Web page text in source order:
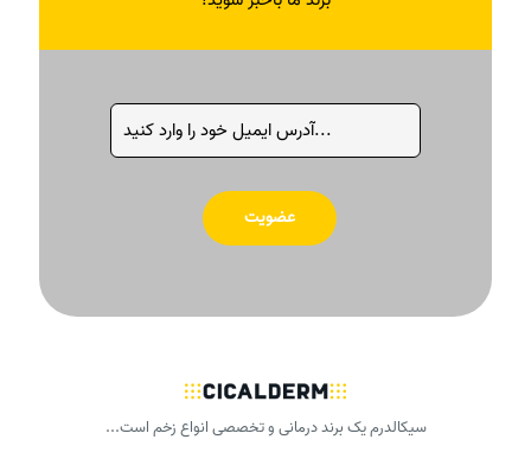
سیکالدرم یک برند درمانی و تخصصی انواع زخم است...